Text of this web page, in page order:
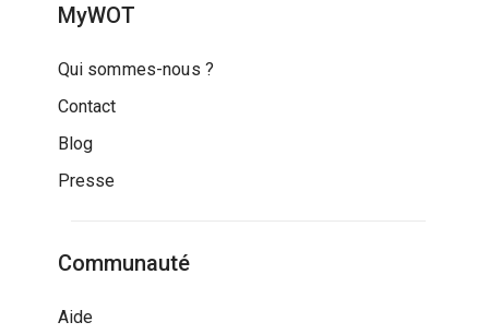
MyWOT
Qui sommes-nous ?
Contact
Blog
Presse
Communauté
Aide